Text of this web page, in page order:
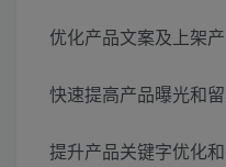
优化产品文案及上架
快速提高产品曝光和
提升产品关键字优化